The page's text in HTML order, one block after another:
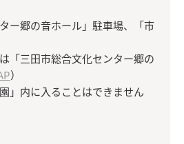
ー郷の音ホール」駐車場、「市
「三田市総合文化センター郷の
）
」内に入ることはできません